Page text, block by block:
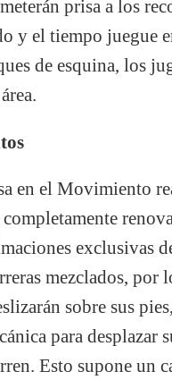
prisa a los
y el tiempo juegue
de esquina, los
en el Movimiento
exclusivas
mezclados, por
sobre sus
para desplazar
Esto supone un